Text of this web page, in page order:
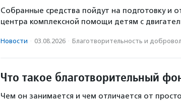
Собранные средства пойдут на подготовку и
центра комплексной помощи детям с
Новости · 03.08.2026 · Благотвори­тель­ность и
Что такое благотворительный
Чем он занимается и чем отличается от